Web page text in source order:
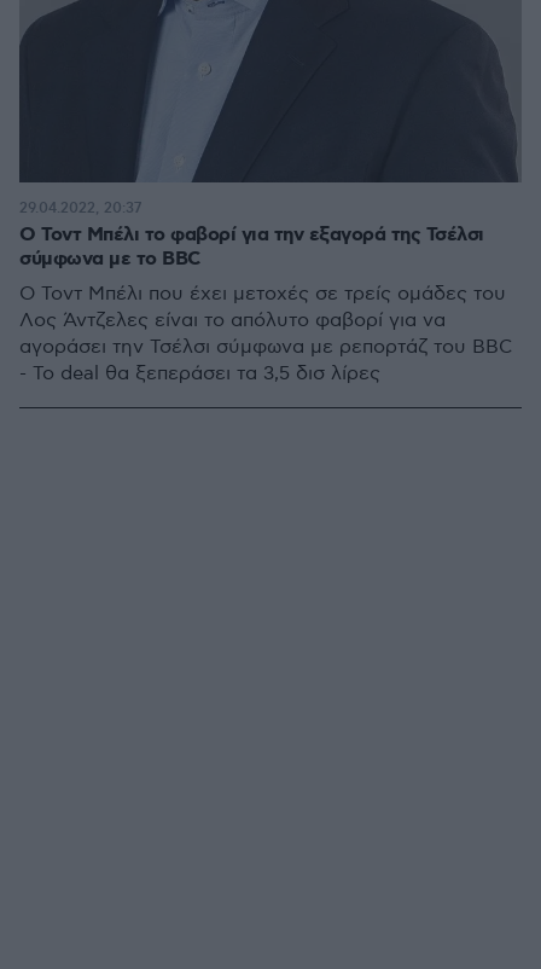
Ο Τοντ Μπέλι το φαβορί για την εξαγορά της Τσέλσι
σύμφωνα με το BBC
Ο Τοντ Μπέλι που έχει μετοχές σε τρείς ομάδες του
Λος Άντζελες είναι το απόλυτο φαβορί για να
αγοράσει την Τσέλσι σύμφωνα με ρεπορτάζ του BBC
- Το deal θα ξεπεράσει τα 3,5 δισ λίρες
29.04.2022, 20:37